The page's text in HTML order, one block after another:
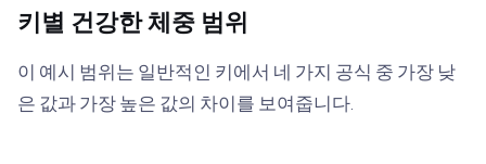
키별 건강한 체중 범위
이 예시 범위는 일반적인 키에서 네 가지 공식 중 가장 낮
은 값과 가장 높은 값의 차이를 보여줍니다.